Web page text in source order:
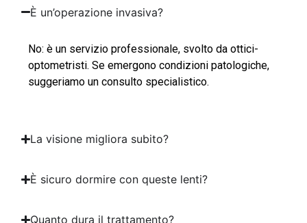
È un’operazione invasiva?
No: è un servizio professionale, svolto da ottici-
optometristi. Se emergono condizioni patologiche,
suggeriamo un consulto specialistico.
La visione migliora subito?
È sicuro dormire con queste lenti?
Quanto dura il trattamento?